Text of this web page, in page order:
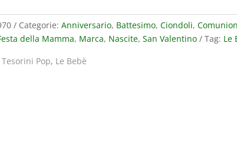
Categorie: Anniversario, Battesimo, Ciondoli,
della Mamma, Marca, Nascite, San Valentino Tag: Le
Tesorini Pop, Le Bebè